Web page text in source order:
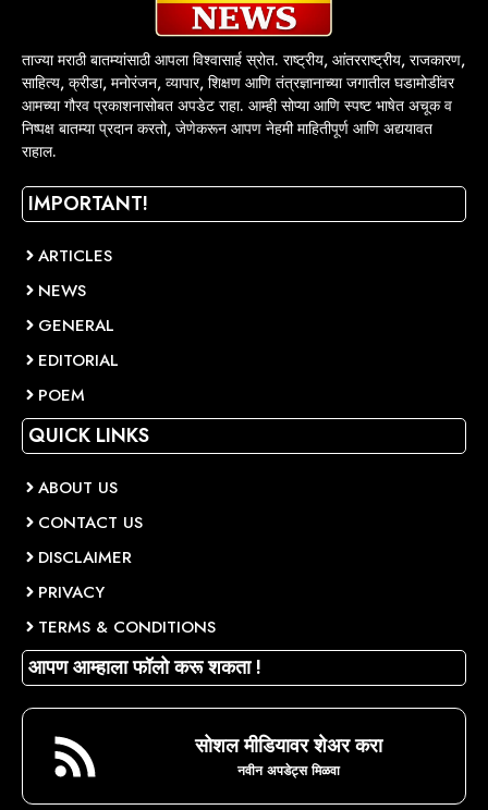
ताज्या मराठी बातम्यांसाठी आपला विश्वासार्ह स्रोत. राष्ट्रीय, आंतरराष्ट्रीय, राजकारण,
साहित्य, क्रीडा, मनोरंजन, व्यापार, शिक्षण आणि तंत्रज्ञानाच्या जगातील घडामोडींवर
आमच्या गौरव प्रकाशनासोबत अपडेट राहा. आम्ही सोप्या आणि स्पष्ट भाषेत अचूक व
निष्पक्ष बातम्या प्रदान करतो, जेणेकरून आपण नेहमी माहितीपूर्ण आणि अद्ययावत
राहाल.
IMPORTANT!
ARTICLES
NEWS
GENERAL
EDITORIAL
POEM
QUICK LINKS
ABOUT US
CONTACT US
DISCLAIMER
PRIVACY
TERMS & CONDITIONS
आपण आम्हाला फॉलो करू शकता !
सोशल मीडियावर शेअर करा
नवीन अपडेट्स मिळवा